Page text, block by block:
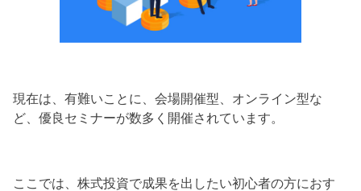
現在は、有難いことに、会場開催型、オンライン型な
ど、優良セミナーが数多く開催されています。
ここでは、株式投資で成果を出したい初心者の方におす